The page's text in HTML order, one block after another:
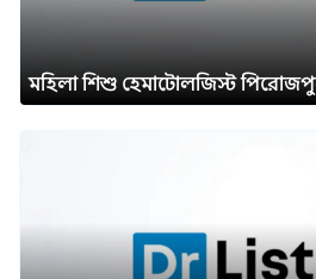
মহিলা শিশু হেমাটোলজিস্ট